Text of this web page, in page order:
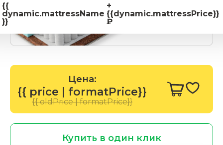
{{
dynamic.mattressName
}}
+
{{dynamic.mattressPrice}}
₽
Цена:
{{ price | formatPrice}}
{{ oldPrice | formatPrice}}
Купить в один клик